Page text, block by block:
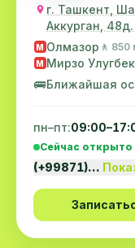
г. Ташкент,
Аккурган,
"Старт"
M Олмазор 🚶 850
M Мирзо Улугбек
🚌Ближайшая
пн–пт:
Сейчас открыто
(+99871)…